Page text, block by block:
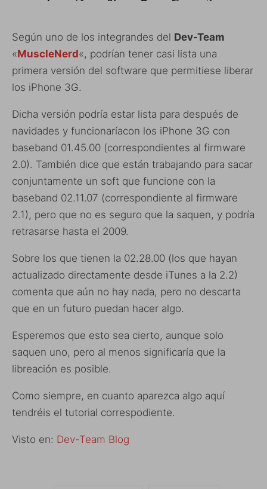
Según uno de los integrandes del Dev-Team
«MuscleNerd«, podrían tener casi lista una
primera versión del software que permitiese liberar
los iPhone 3G.
Dicha versión podría estar lista para después de
navidades y funcionaríacon los iPhone 3G con
baseband 01.45.00 (correspondientes al firmware
2.0). También dice que están trabajando para sacar
conjuntamente un soft que funcione con la
baseband 02.11.07 (correspondiente al firmware
2.1), pero que no es seguro que la saquen, y podría
retrasarse hasta el 2009.
Sobre los que tienen la 02.28.00 (los que hayan
actualizado directamente desde iTunes a la 2.2)
comenta que aún no hay nada, pero no descarta
que en un futuro puedan hacer algo.
Esperemos que esto sea cierto, aunque solo
saquen uno, pero al menos significaría que la
libreación es posible.
Como siempre, en cuanto aparezca algo aquí
tendréis el tutorial correspodiente.
Visto en: Dev-Team Blog